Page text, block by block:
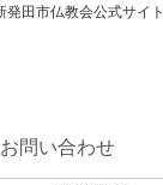
発田市仏教会公式サイト
お問い合わせ